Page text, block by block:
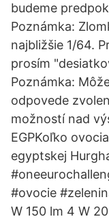
budeme
Poznámka:
najbližšie 1/64.
prosím
Poznámka:
odpovede
možností nad
EGPKoľko
egyptskej
#ovocie
W 150 lm 4 W